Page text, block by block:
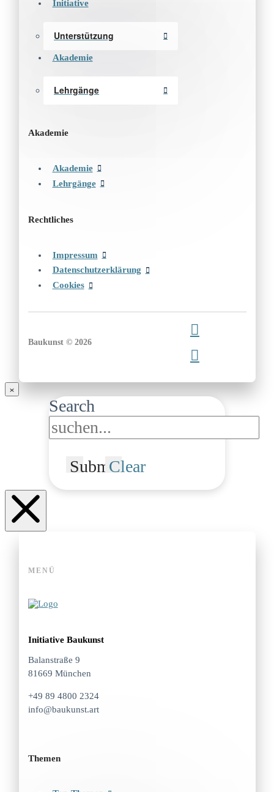
Initiative
Unterstützung
Akademie
Lehrgänge
Akademie
Akademie
Lehrgänge
Rechtliches
Impressum
Datenschutzerklärung
Cookies
Baukunst © 2026
Search
SubmitClear
MENÜ
Initiative Baukunst
Balanstraße 9
81669 München
+49 89 4800 2324
info@baukunst.art
Themen